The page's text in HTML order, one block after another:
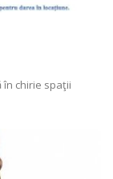
în chirie spaţii